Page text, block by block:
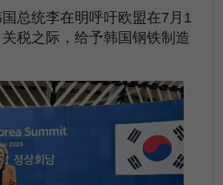
总统李在明呼吁欧盟在7月1
税之际，给予韩国钢铁制造